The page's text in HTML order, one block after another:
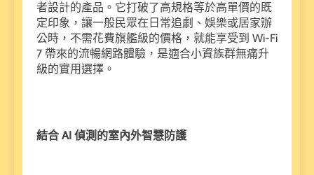
者設計的產品。它打破了高規格等於高單價的既
定印象，讓一般民眾在日常追劇、娛樂或居家辦
公時，不需花費旗艦級的價格，就能享受到 Wi-Fi
7 帶來的流暢網路體驗，是適合小資族群無痛升
級的實用選擇。
結合 AI 偵測的室內外智慧防護